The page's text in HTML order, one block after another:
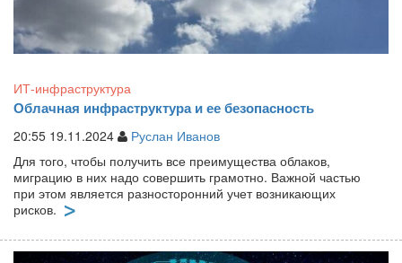
ИТ-инфраструктура
Облачная инфраструктура и ее безопасность
20:55 19.11.2024
Руслан Иванов
Для того, чтобы получить все преимущества облаков,
миграцию в них надо совершить грамотно. Важной частью
при этом является разносторонний учет возникающих
рисков.